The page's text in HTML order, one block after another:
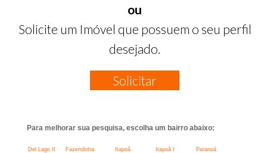
ou
Solicite um Imóvel que possuem o seu perfil
desejado.
Solicitar
Para melhorar sua pesquisa, escolha um bairro abaixo:
Del Lago II Fazendinha Itapoã Itapoã I Paranoá